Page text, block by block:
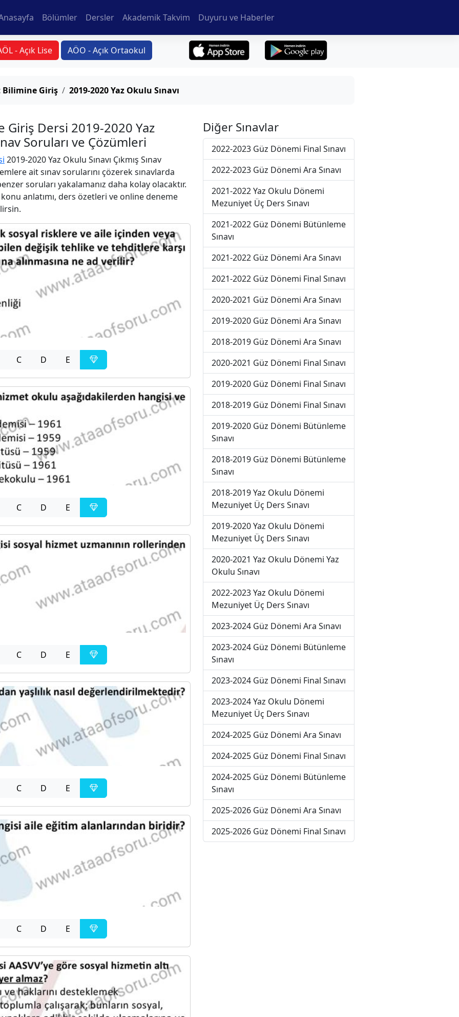
Bölümler Dersler Akademik Takvim Duyuru ve Haberler
- Açık Lise AÖO - Açık Ortaokul
Bilimine Giriş 2019-2020 Yaz Okulu Sınavı
Giriş Dersi 2019-2020 Yaz
Soruları ve Çözümleri
2019-2020 Yaz Okulu Sınavı Çıkmış Sınav
ait sınav sorularını çözerek sınavlarda
soruları yakalamanız daha kolay olacaktır.
konu anlatımı, ders özetleri ve online deneme
C D E
C D E
C D E
C D E
C D E
Diğer Sınavlar
2022-2023 Güz Dönemi Final Sınavı
2022-2023 Güz Dönemi Ara Sınavı
2021-2022 Yaz Okulu Dönemi
Mezuniyet Üç Ders Sınavı
2021-2022 Güz Dönemi Bütünleme
Sınavı
2021-2022 Güz Dönemi Ara Sınavı
2021-2022 Güz Dönemi Final Sınavı
2020-2021 Güz Dönemi Ara Sınavı
2019-2020 Güz Dönemi Ara Sınavı
2018-2019 Güz Dönemi Ara Sınavı
2020-2021 Güz Dönemi Final Sınavı
2019-2020 Güz Dönemi Final Sınavı
2018-2019 Güz Dönemi Final Sınavı
2019-2020 Güz Dönemi Bütünleme
Sınavı
2018-2019 Güz Dönemi Bütünleme
Sınavı
2018-2019 Yaz Okulu Dönemi
Mezuniyet Üç Ders Sınavı
2019-2020 Yaz Okulu Dönemi
Mezuniyet Üç Ders Sınavı
2020-2021 Yaz Okulu Dönemi Yaz
Okulu Sınavı
2022-2023 Yaz Okulu Dönemi
Mezuniyet Üç Ders Sınavı
2023-2024 Güz Dönemi Ara Sınavı
2023-2024 Güz Dönemi Bütünleme
Sınavı
2023-2024 Güz Dönemi Final Sınavı
2023-2024 Yaz Okulu Dönemi
Mezuniyet Üç Ders Sınavı
2024-2025 Güz Dönemi Ara Sınavı
2024-2025 Güz Dönemi Final Sınavı
2024-2025 Güz Dönemi Bütünleme
Sınavı
2025-2026 Güz Dönemi Ara Sınavı
2025-2026 Güz Dönemi Final Sınavı